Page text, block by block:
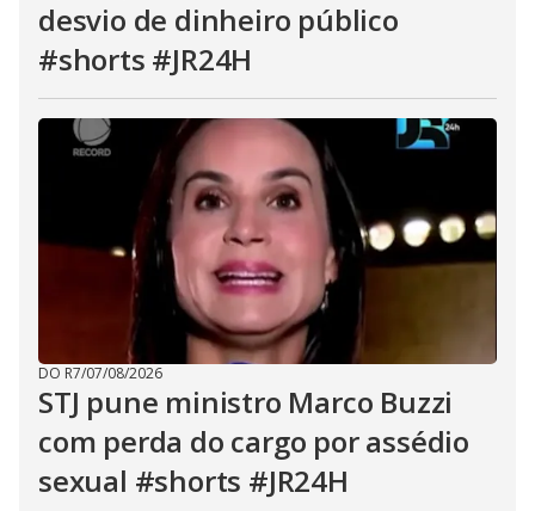
desvio de dinheiro público
#shorts #JR24H
DO R7/07/08/2026
STJ pune ministro Marco Buzzi
com perda do cargo por assédio
sexual #shorts #JR24H